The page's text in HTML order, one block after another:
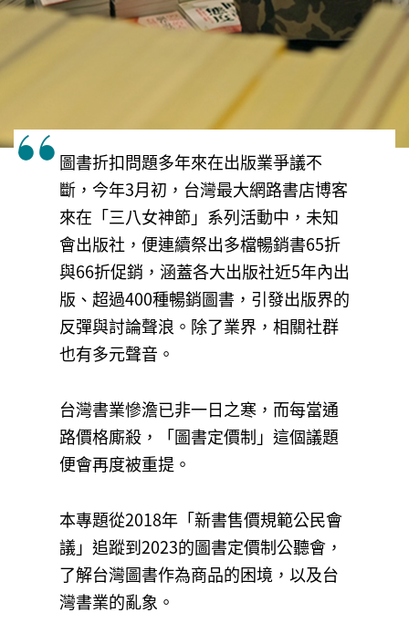
圖書折扣問題多年來在出版業爭議不
斷，今年3月初，台灣最大網路書店博客
來在「三八女神節」系列活動中，未知
會出版社，便連續祭出多檔暢銷書65折
與66折促銷，涵蓋各大出版社近5年內出
版、超過400種暢銷圖書，引發出版界的
反彈與討論聲浪。除了業界，相關社群
也有多元聲音。
台灣書業慘澹已非一日之寒，而每當通
路價格廝殺，「圖書定價制」這個議題
便會再度被重提。
本專題從2018年「新書售價規範公民會
議」追蹤到2023的圖書定價制公聽會，
了解台灣圖書作為商品的困境，以及台
灣書業的亂象。